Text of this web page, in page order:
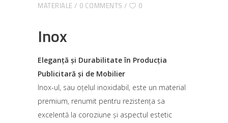
MATERIALE
0 COMMENTS 0
Inox
Eleganță și Durabilitate în Producția
Publicitară și de Mobilier
Inox-ul, sau oțelul inoxidabil, este un material
premium, renumit pentru rezistența sa
excelentă la coroziune și aspectul estetic